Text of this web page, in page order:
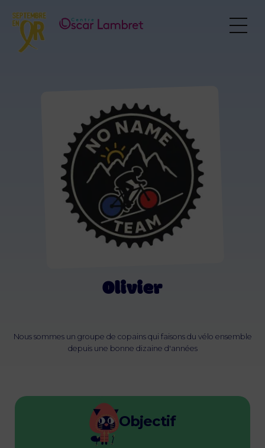
Olivier
Nous sommes un groupe de copains qui faisons du vélo ensemble
depuis une bonne dizaine d'années
Objectif